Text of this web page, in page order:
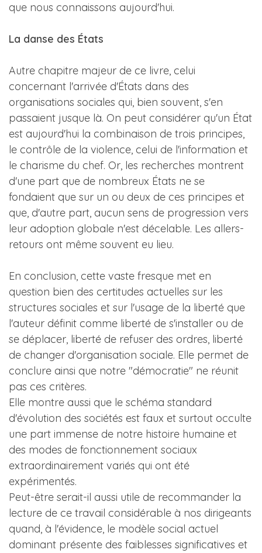
que nous connaissons aujourd'hui.
La danse des États
Autre chapitre majeur de ce livre, celui
concernant l'arrivée d'États dans des
organisations sociales qui, bien souvent, s'en
passaient jusque là. On peut considérer qu'un État
est aujourd'hui la combinaison de trois principes,
le contrôle de la violence, celui de l'information et
le charisme du chef. Or, les recherches montrent
d'une part que de nombreux États ne se
fondaient que sur un ou deux de ces principes et
que, d'autre part, aucun sens de progression vers
leur adoption globale n'est décelable. Les allers-
retours ont même souvent eu lieu.
En conclusion, cette vaste fresque met en
question bien des certitudes actuelles sur les
structures sociales et sur l'usage de la liberté que
l'auteur définit comme liberté de s'installer ou de
se déplacer, liberté de refuser des ordres, liberté
de changer d'organisation sociale. Elle permet de
conclure ainsi que notre "démocratie" ne réunit
pas ces critères.
Elle montre aussi que le schéma standard
d'évolution des sociétés est faux et surtout occulte
une part immense de notre histoire humaine et
des modes de fonctionnement sociaux
extraordinairement variés qui ont été
expérimentés.
Peut-être serait-il aussi utile de recommander la
lecture de ce travail considérable à nos dirigeants
quand, à l'évidence, le modèle social actuel
dominant présente des faiblesses significatives et